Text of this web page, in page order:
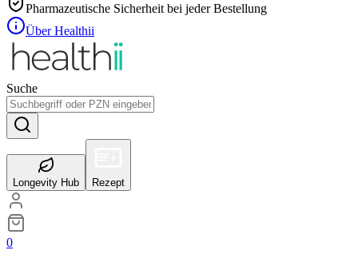
Pharmazeutische Sicherheit bei jeder Bestellung
Über Healthii
Suche
Longevity Hub Rezept
0